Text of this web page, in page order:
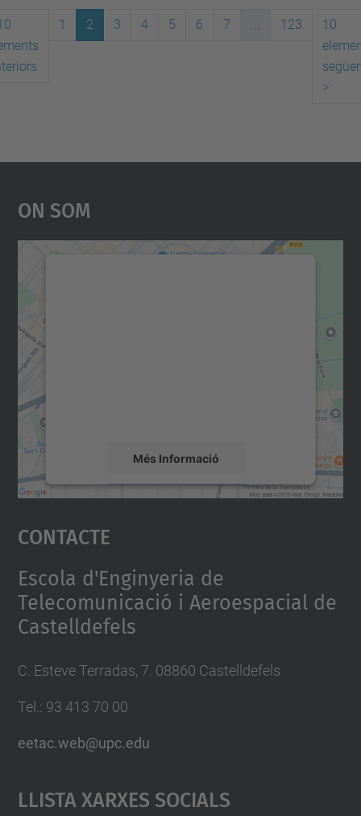
1 2 3 4 5 6 7 ... 123
10
>
On Som
Més Informació
Accepta
powered by
Contacte
Escola d'Enginyeria de
Telecomunicació i Aeroespacial de
Castelldefels
C. Esteve Terradas, 7. 08860 Castelldefels
Tel.: 93 413 70 00
eetac.web@upc.edu
Llista Xarxes Socials